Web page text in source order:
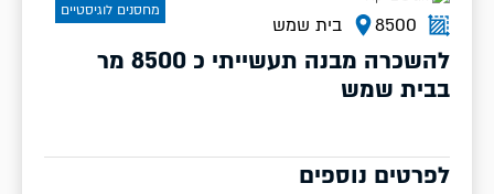
8500 בית שמש
להשכרה מבנה תעשייתי כ 8500 מר
בבית שמש
לפרטים נוספים
מחסנים לוגיסטיים